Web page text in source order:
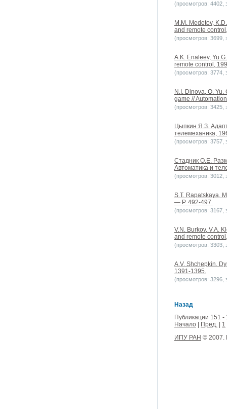
(просмотров: 4402,
M.M. Medetov,
and remote
(просмотров: 3699,
A.K. Enaleev,
remote control,
(просмотров: 3774,
N.I. Dinova, O.
game //
(просмотров: 3425,
Цыпкин Я.З.
телемеханика,
(просмотров: 3757,
Стадник О.Е.
Автоматика и
(просмотров: 3012,
S.T. Rapatskaya.
— P. 492-497.
(просмотров: 3167,
V.N. Burkov, V.A.
and remote
(просмотров: 3303,
A.V. Shchepkin.
1391-1395.
(просмотров: 3296,
Назад
Публикации 151 -
Начало
Пред.
1
ИПУ РАН © 2007.